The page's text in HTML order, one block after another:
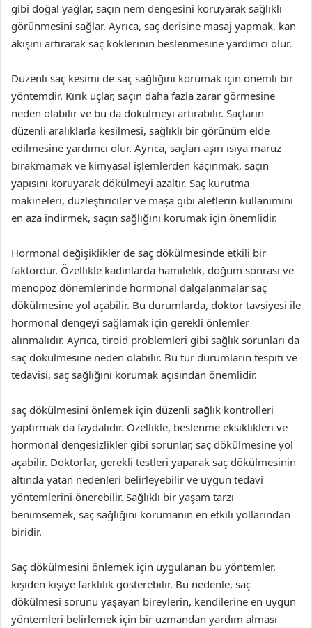
gibi doğal yağlar, saçın nem dengesini koruyarak sağlıklı
görünmesini sağlar. Ayrıca, saç derisine masaj yapmak, kan
akışını artırarak saç köklerinin beslenmesine yardımcı olur.
Düzenli saç kesimi de saç sağlığını korumak için önemli bir
yöntemdir. Kırık uçlar, saçın daha fazla zarar görmesine
neden olabilir ve bu da dökülmeyi artırabilir. Saçların
düzenli aralıklarla kesilmesi, sağlıklı bir görünüm elde
edilmesine yardımcı olur. Ayrıca, saçları aşırı ısıya maruz
bırakmamak ve kimyasal işlemlerden kaçınmak, saçın
yapısını koruyarak dökülmeyi azaltır. Saç kurutma
makineleri, düzleştiriciler ve maşa gibi aletlerin kullanımını
en aza indirmek, saçın sağlığını korumak için önemlidir.
Hormonal değişiklikler de saç dökülmesinde etkili bir
faktördür. Özellikle kadınlarda hamilelik, doğum sonrası ve
menopoz dönemlerinde hormonal dalgalanmalar saç
dökülmesine yol açabilir. Bu durumlarda, doktor tavsiyesi ile
hormonal dengeyi sağlamak için gerekli önlemler
alınmalıdır. Ayrıca, tiroid problemleri gibi sağlık sorunları da
saç dökülmesine neden olabilir. Bu tür durumların tespiti ve
tedavisi, saç sağlığını korumak açısından önemlidir.
saç dökülmesini önlemek için düzenli sağlık kontrolleri
yaptırmak da faydalıdır. Özellikle, beslenme eksiklikleri ve
hormonal dengesizlikler gibi sorunlar, saç dökülmesine yol
açabilir. Doktorlar, gerekli testleri yaparak saç dökülmesinin
altında yatan nedenleri belirleyebilir ve uygun tedavi
yöntemlerini önerebilir. Sağlıklı bir yaşam tarzı
benimsemek, saç sağlığını korumanın en etkili yollarından
biridir.
Saç dökülmesini önlemek için uygulanan bu yöntemler,
kişiden kişiye farklılık gösterebilir. Bu nedenle, saç
dökülmesi sorunu yaşayan bireylerin, kendilerine en uygun
yöntemleri belirlemek için bir uzmandan yardım alması